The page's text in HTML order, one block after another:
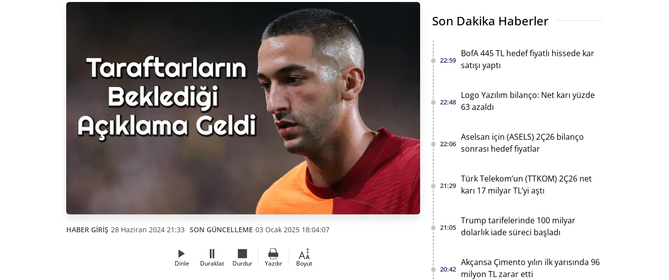
HABER GİRİŞ 28 Haziran 2024 21:33 SON GÜNCELLEME 03 Ocak 2025 18:04:07
Dinle Duraklat Durdur Yazdır Boyut
Son Dakika Haberler
22:59
BofA 445 TL hedef fiyatlı hissede kar
satışı yaptı
22:48
Logo Yazılım bilanço: Net karı yüzde
63 azaldı
22:06
Aselsan için (ASELS) 2Ç26 bilanço
sonrası hedef fiyatlar
21:29
Türk Telekom’un (TTKOM) 2Ç26 net
karı 17 milyar TL’yi aştı
21:05
Trump tarifelerinde 100 milyar
dolarlık iade süreci başladı
20:42
Akçansa Çimento yılın ilk yarısında 96
milyon TL zarar etti